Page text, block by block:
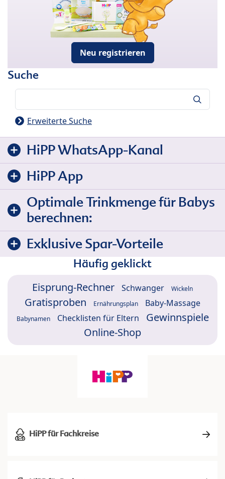
Neu registrieren
Suche
Erweiterte Suche
HiPP WhatsApp-Kanal
HiPP App
Optimale Trinkmenge für Babys
berechnen:
Exklusive Spar-Vorteile
Häufig geklickt
Eisprung-Rechner Schwanger Wickeln
Gratisproben Ernährungsplan Baby-Massage
Babynamen Checklisten für Eltern
Gewinnspiele
Online-Shop
HiPP für Fachkreise